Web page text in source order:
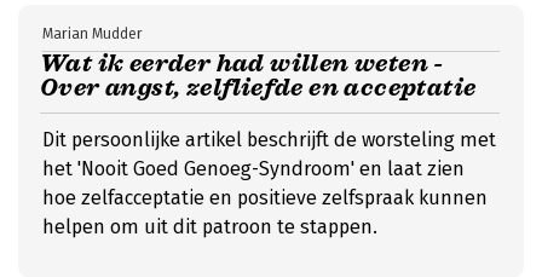
Wat ik eerder had willen weten -
Over angst, zelfliefde en acceptatie
Marian Mudder
Dit persoonlijke artikel beschrijft de worsteling met
het 'Nooit Goed Genoeg-Syndroom' en laat zien
hoe zelfacceptatie en positieve zelfspraak kunnen
helpen om uit dit patroon te stappen.